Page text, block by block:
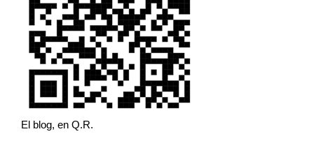
El blog, en Q.R.